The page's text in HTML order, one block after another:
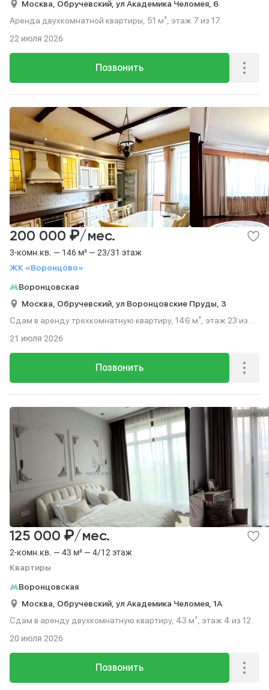
Москва, Обручевский, ул Академика Челомея, 6
Аренда двухкомнатной квартиры, 51 м², этаж 7 из 17.
Позвонить
22 июля 2026
3-комн.кв. — 146 м² — 23/31 этаж
ЖК «Воронцово»
200 000 ₽/мес.
Воронцовская
Москва, Обручевский, ул Воронцовские Пруды, 3
Сдам в аренду трехкомнатную квартиру, 146 м², этаж 23 из
Позвонить
21 июля 2026
2-комн.кв. — 43 м² — 4/12 этаж
Квартиры
125 000 ₽/мес.
Воронцовская
Москва, Обручевский, ул Академика Челомея, 1А
Сдам в аренду двухкомнатную квартиру, 43 м², этаж 4 из 12.
Позвонить
20 июля 2026